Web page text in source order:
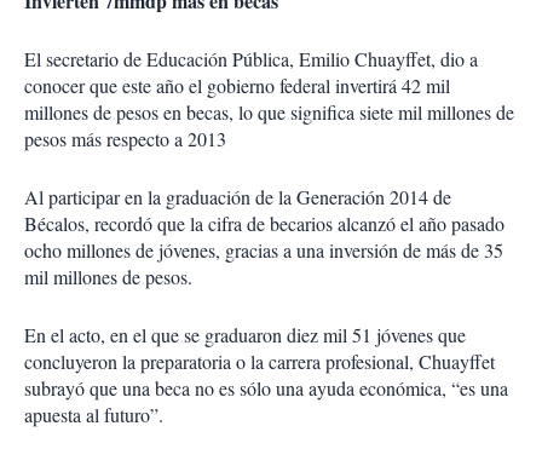
El secretario de Educación Pública, Emilio Chuayffet, dio a
conocer que este año el gobierno federal invertirá 42 mil
millones de pesos en becas, lo que significa siete mil millones de
pesos más respecto a 2013
Al participar en la graduación de la Generación 2014 de
Bécalos, recordó que la cifra de becarios alcanzó el año pasado
ocho millones de jóvenes, gracias a una inversión de más de 35
mil millones de pesos.
En el acto, en el que se graduaron diez mil 51 jóvenes que
concluyeron la preparatoria o la carrera profesional, Chuayffet
subrayó que una beca no es sólo una ayuda económica, “es una
apuesta al futuro”.